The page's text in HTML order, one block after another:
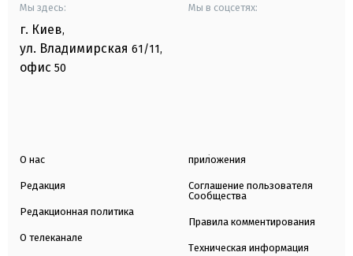
Мы здесь:
г. Киев,
ул. Владимирская 61/11,
офис 50
Мы в соцсетях:
О нас
Редакция
Редакционная политика
О телеканале
приложения
Соглашение пользователя
Сообщества
Правила комментирования
Техническая информация